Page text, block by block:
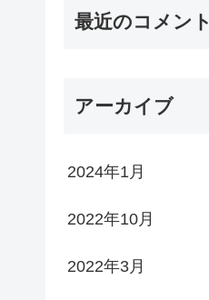
最近のコメント
アーカイブ
2024年1月
2022年10月
2022年3月